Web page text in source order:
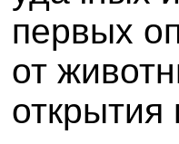
первых
от
открытия